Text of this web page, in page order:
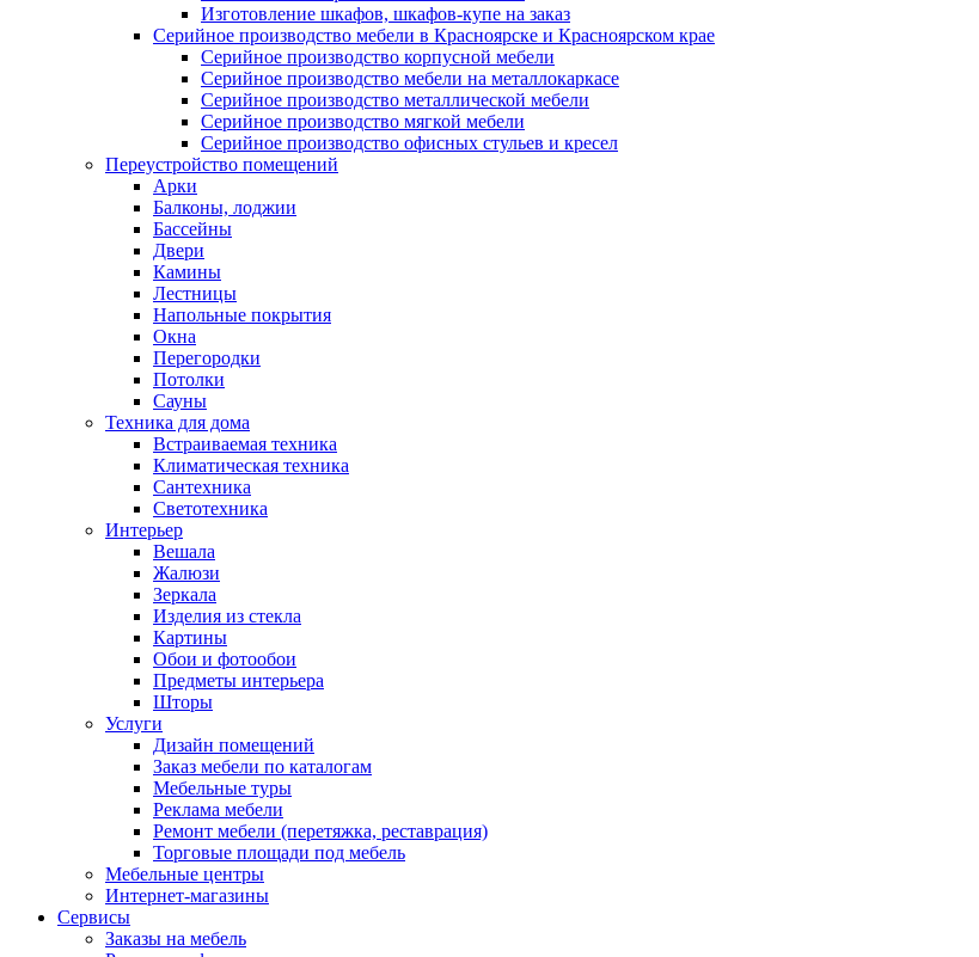
Изготовление шкафов, шкафов-купе на заказ
Серийное производство мебели в Красноярске и Красноярском крае
Серийное производство корпусной мебели
Серийное производство мебели на металлокаркасе
Серийное производство металлической мебели
Серийное производство мягкой мебели
Серийное производство офисных стульев и кресел
Переустройство помещений
Арки
Балконы, лоджии
Бассейны
Двери
Камины
Лестницы
Напольные покрытия
Окна
Перегородки
Потолки
Сауны
Техника для дома
Встраиваемая техника
Климатическая техника
Сантехника
Светотехника
Интерьер
Вешала
Жалюзи
Зеркала
Изделия из стекла
Картины
Обои и фотообои
Предметы интерьера
Шторы
Услуги
Дизайн помещений
Заказ мебели по каталогам
Мебельные туры
Реклама мебели
Ремонт мебели (перетяжка, реставрация)
Торговые площади под мебель
Мебельные центры
Интернет-магазины
Сервисы
Заказы на мебель